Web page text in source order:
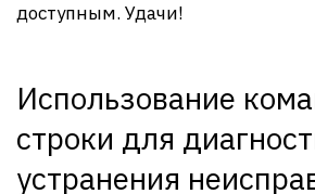
доступным. Удачи!
Использование
строки для
устранения